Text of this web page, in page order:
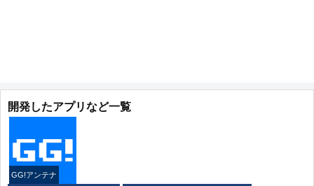
開発したアプリなど一覧
GG!アンテナ